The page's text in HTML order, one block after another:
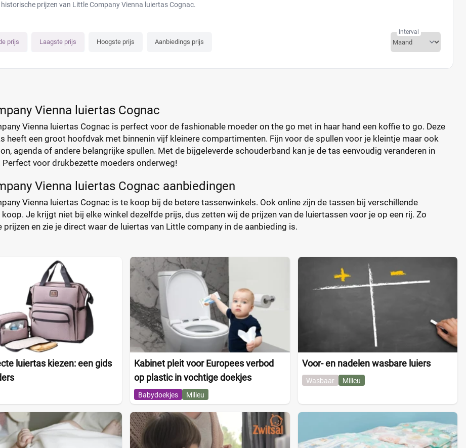
prijzen van Little Company Vienna luiertas Cognac.
prijs Laagste prijs Hoogste prijs Aanbiedings prijs
Interval
Vienna luiertas Cognac
Vienna luiertas Cognac is perfect voor de fashionable moeder on the go met in haar hand een koffie to go. Deze
heeft een groot hoofdvak met binnenin vijf kleinere compartimenten. Fijn voor de spullen voor je kleintje maar ook
agenda of andere belangrijke spullen. Met de bijgeleverde schouderband kan je de tas eenvoudig veranderen in
voor drukbezette moeders onderweg!
Vienna luiertas Cognac aanbiedingen
Vienna luiertas Cognac is te koop bij de betere tassenwinkels. Ook online zijn de tassen bij verschillende
Je krijgt niet bij elke winkel dezelfde prijs, dus zetten wij de prijzen van de luiertassen voor je op een rij. Zo
prijzen en zie je direct waar de luiertas van Little company in de aanbieding is.
luiertas kiezen: een gids
Kabinet pleit voor Europees verbod
op plastic in vochtige doekjes
Babydoekjes Milieu
Voor- en nadelen wasbare luiers
Wasbaar Milieu